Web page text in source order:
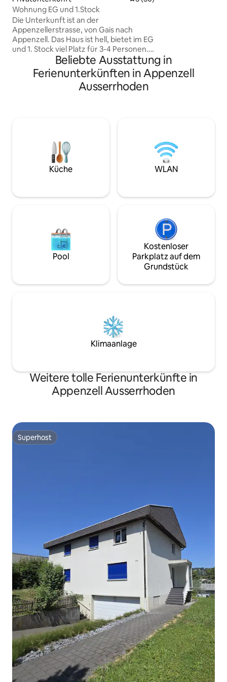
Wohnung EG und 1.Stock
Die Unterkunft ist an der
Appenzellerstrasse, von Gais nach
Appenzell. Das Haus ist hell, bietet im EG
und 1. Stock viel Platz für 3-4 Personen.
Es ist ein Patrizierhaus, Decken sind
höher (2.20 m) als typ.
Appenzellerhäuser. Die Küche ist voll
ausgerüstet. 2 Hochsitze für
um ganzes Hausteil zu mieten (8
10-minütigen
Beliebte Ausstattung in
Ferienunterkünften in Appenzell
Ausserrhoden
Küche WLAN
Pool
Kostenloser
Parkplatz auf dem
Grundstück
Klimaanlage
Weitere tolle Ferienunterkünfte in
Appenzell Ausserrhoden
Superhost
Superhost